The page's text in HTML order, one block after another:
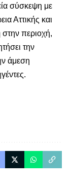
σύσκεψη με
Αττικής και
περιοχή,
την
άμεση